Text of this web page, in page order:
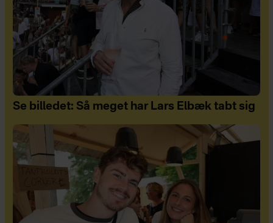
Se billedet: Så meget har Lars Elbæk tabt sig